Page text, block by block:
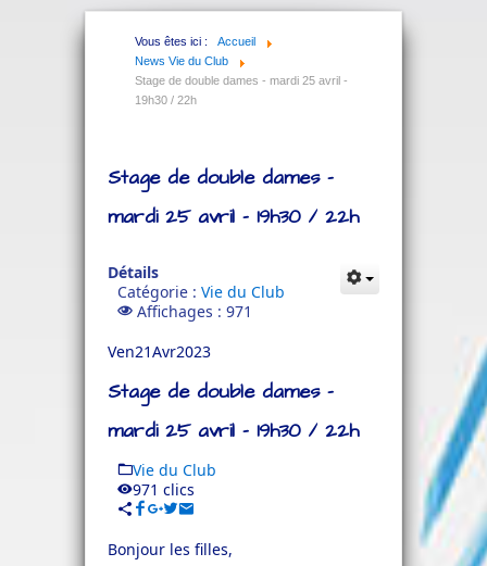
Vous êtes ici :
Accueil
News Vie du Club
Stage de double dames - mardi 25 avril -
19h30 / 22h
Stage de double dames -
mardi 25 avril - 19h30 / 22h
Détails
Catégorie : Vie du Club
Affichages : 971
Ven21Avr2023
Stage de double dames -
mardi 25 avril - 19h30 / 22h
Vie du Club
971 clics
Bonjour les filles,